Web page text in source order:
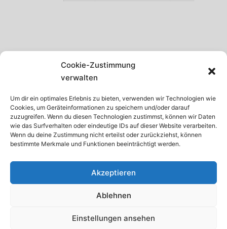
Cookie-Zustimmung
verwalten
Um dir ein optimales Erlebnis zu bieten, verwenden wir Technologien wie
Cookies, um Geräteinformationen zu speichern und/oder darauf
zuzugreifen. Wenn du diesen Technologien zustimmst, können wir Daten
wie das Surfverhalten oder eindeutige IDs auf dieser Website verarbeiten.
Wenn du deine Zustimmung nicht erteilst oder zurückziehst, können
bestimmte Merkmale und Funktionen beeinträchtigt werden.
Akzeptieren
Ablehnen
Einstellungen ansehen
SCHWARZWALD
GARDASEE
MADEIRA
TENERIFFA
KRETA